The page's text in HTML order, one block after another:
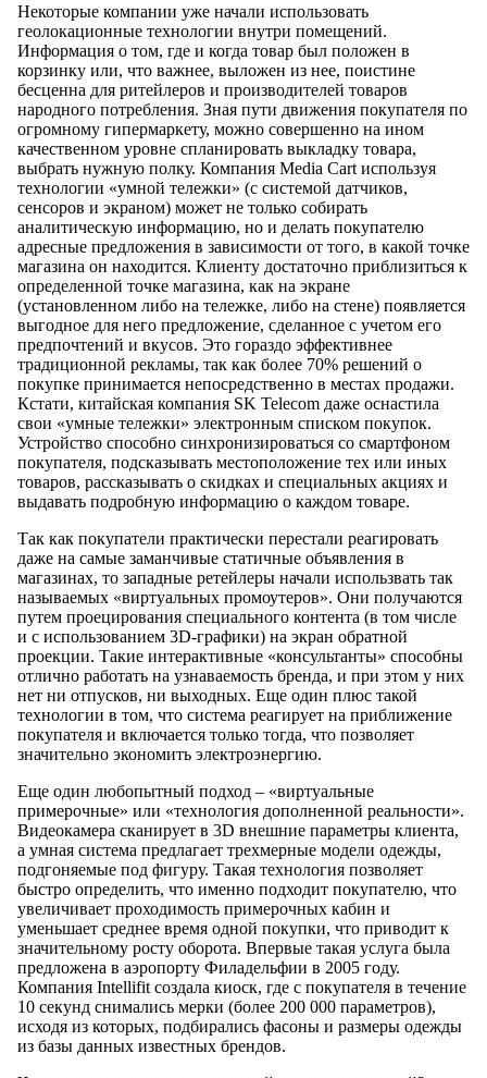
Некоторые компании уже начали использовать
геолокационные технологии внутри помещений.
Информация о том, где и когда товар был положен в
корзинку или, что важнее, выложен из нее, поистине
бесценна для ритейлеров и производителей товаров
народного потребления. Зная пути движения покупателя по
огромному гипермаркету, можно совершенно на ином
качественном уровне спланировать выкладку товара,
выбрать нужную полку. Компания Media Cart используя
технологии «умной тележки» (с системой датчиков,
сенсоров и экраном) может не только собирать
аналитическую информацию, но и делать покупателю
адресные предложения в зависимости от того, в какой точке
магазина он находится. Клиенту достаточно приблизиться к
определенной точке магазина, как на экране
(установленном либо на тележке, либо на стене) появляется
выгодное для него предложение, сделанное с учетом его
предпочтений и вкусов. Это гораздо эффективнее
традиционной рекламы, так как более 70% решений о
покупке принимается непосредственно в местах продажи.
Кстати, китайская компания SK Telecom даже оснастила
свои «умные тележки» электронным списком покупок.
Устройство способно синхронизироваться со смартфоном
покупателя, подсказывать местоположение тех или иных
товаров, рассказывать о скидках и специальных акциях и
выдавать подробную информацию о каждом товаре.
Так как покупатели практически перестали реагировать
даже на самые заманчивые статичные объявления в
магазинах, то западные ретейлеры начали использвать так
называемых «виртуальных промоутеров». Они получаются
путем проецирования специального контента (в том числе
и с использованием 3D-графики) на экран обратной
проекции. Такие интерактивные «консультанты» способны
отлично работать на узнаваемость бренда, и при этом у них
нет ни отпусков, ни выходных. Еще один плюс такой
технологии в том, что система реагирует на приближение
покупателя и включается только тогда, что позволяет
значительно экономить электроэнергию.
Еще один любопытный подход – «виртуальные
примерочные» или «технология дополненной реальности».
Видеокамера сканирует в 3D внешние параметры клиента,
а умная система предлагает трехмерные модели одежды,
подгоняемые под фигуру. Такая технология позволяет
быстро определить, что именно подходит покупателю, что
увеличивает проходимость примерочных кабин и
уменьшает среднее время одной покупки, что приводит к
значительному росту оборота. Впервые такая услуга была
предложена в аэропорту Филадельфии в 2005 году.
Компания Intellifit создала киоск, где с покупателя в течение
10 секунд снимались мерки (более 200 000 параметров),
исходя из которых, подбирались фасоны и размеры одежды
из базы данных известных брендов.